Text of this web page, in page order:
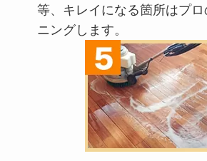
等、キレイになる箇所はプ
ニングします。